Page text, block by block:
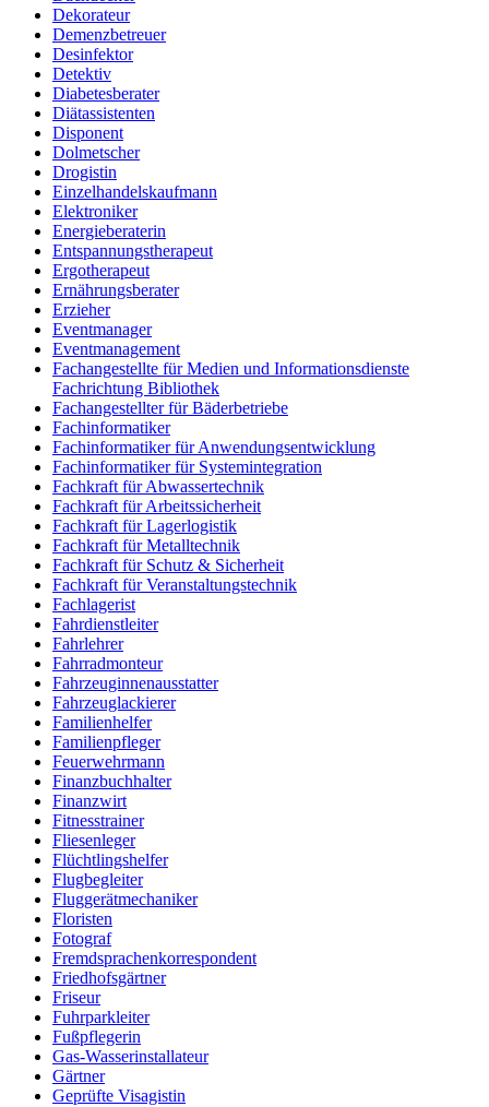
Dekorateur
Demenzbetreuer
Desinfektor
Detektiv
Diabetesberater
Diätassistenten
Disponent
Dolmetscher
Drogistin
Einzelhandelskaufmann
Elektroniker
Energieberaterin
Entspannungstherapeut
Ergotherapeut
Ernährungsberater
Erzieher
Eventmanager
Eventmanagement
Fachangestellte für Medien und Informationsdienste
Fachrichtung Bibliothek
Fachangestellter für Bäderbetriebe
Fachinformatiker
Fachinformatiker für Anwendungsentwicklung
Fachinformatiker für Systemintegration
Fachkraft für Abwassertechnik
Fachkraft für Arbeitssicherheit
Fachkraft für Lagerlogistik
Fachkraft für Metalltechnik
Fachkraft für Schutz & Sicherheit
Fachkraft für Veranstaltungstechnik
Fachlagerist
Fahrdienstleiter
Fahrlehrer
Fahrradmonteur
Fahrzeuginnenausstatter
Fahrzeuglackierer
Familienhelfer
Familienpfleger
Feuerwehrmann
Finanzbuchhalter
Finanzwirt
Fitnesstrainer
Fliesenleger
Flüchtlingshelfer
Flugbegleiter
Fluggerätmechaniker
Floristen
Fotograf
Fremdsprachenkorrespondent
Friedhofsgärtner
Friseur
Fuhrparkleiter
Fußpflegerin
Gas-Wasserinstallateur
Gärtner
Geprüfte Visagistin